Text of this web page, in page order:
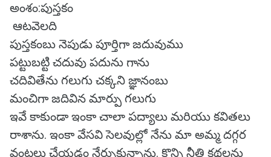
అంశం:పుస్తకం
ఆటవెలది
పుస్తకంబు నెపుడు పూర్తిగా జదువుము
పట్టుబట్టి చదువు పదును గాను
చదివితేను గలుగు చక్కని జ్ఞానంబు
మంచిగా జదివిన మార్పు గలుగు
ఇవే కాకుండా ఇంకా చాలా పద్యాలు మరియు కవితలు
రాశాను. ఇంకా వేసవి సెలవుల్లో నేను మా అమ్మ దగ్గర
వంటలు చేయడం నేర్చుకున్నాను. కొన్ని నీతి కథలను